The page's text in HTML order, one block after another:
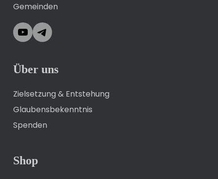
Gemeinden
YouTubeTelegram
Über uns
Zielsetzung & Entstehung
Glaubensbekenntnis
Spenden
Shop